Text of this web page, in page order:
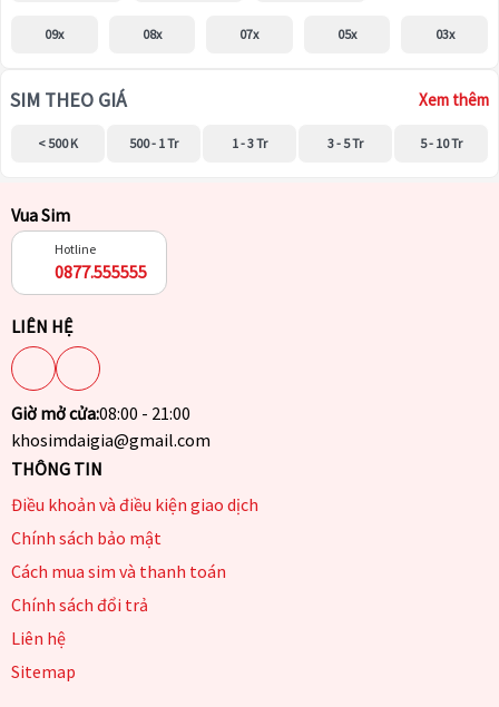
09x 08x 07x 05x 03x
SIM THEO GIÁ Xem thêm
< 500 K 500 - 1 Tr 1 - 3 Tr 3 - 5 Tr 5 - 10 Tr
Vua Sim
Hotline
0877.555555
LIÊN HỆ
Giờ mở cửa:08:00 - 21:00
khosimdaigia@gmail.com
THÔNG TIN
Điều khoản và điều kiện giao dịch
Chính sách bảo mật
Cách mua sim và thanh toán
Chính sách đổi trả
Liên hệ
Sitemap